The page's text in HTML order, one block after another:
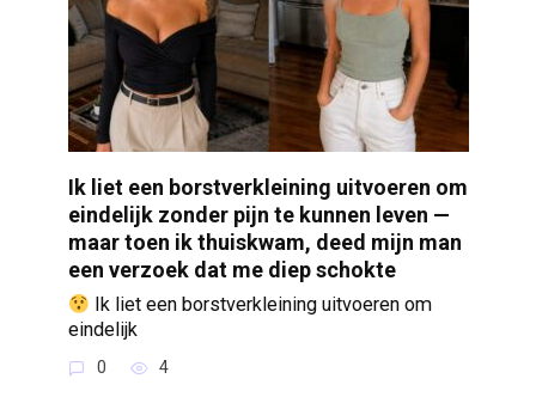
Ik liet een borstverkleining uitvoeren om
eindelijk zonder pijn te kunnen leven —
maar toen ik thuiskwam, deed mijn man
een verzoek dat me diep schokte
Ik liet een borstverkleining uitvoeren om
eindelijk
0 4